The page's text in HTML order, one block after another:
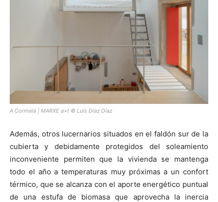
A Cormelá | MARXE a+t © Luís Díaz Díaz
Además, otros lucernarios situados en el faldón sur de la
cubierta y debidamente protegidos del soleamiento
inconveniente permiten que la vivienda se mantenga
todo el año a temperaturas muy próximas a un confort
térmico, que se alcanza con el aporte energético puntual
de una estufa de biomasa que aprovecha la inercia